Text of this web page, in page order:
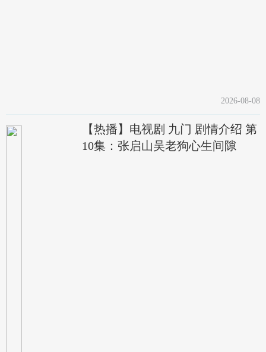
2026-08-08
【热播】电视剧 九门 剧情介绍 第
10集：张启山吴老狗心生间隙